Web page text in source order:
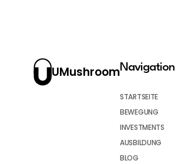
UMushroomNavigation
STARTSEITE
BEWEGUNG
INVESTMENTS
AUSBILDUNG
BLOG